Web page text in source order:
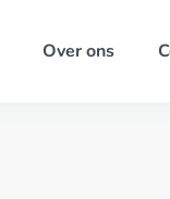
Over ons